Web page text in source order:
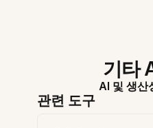
기타
AI 및 생산
관련 도구